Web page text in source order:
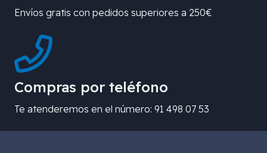
Envíos gratis con pedidos superiores a 250€
Compras por teléfono
Te atenderemos en el número: 91 498 07 53